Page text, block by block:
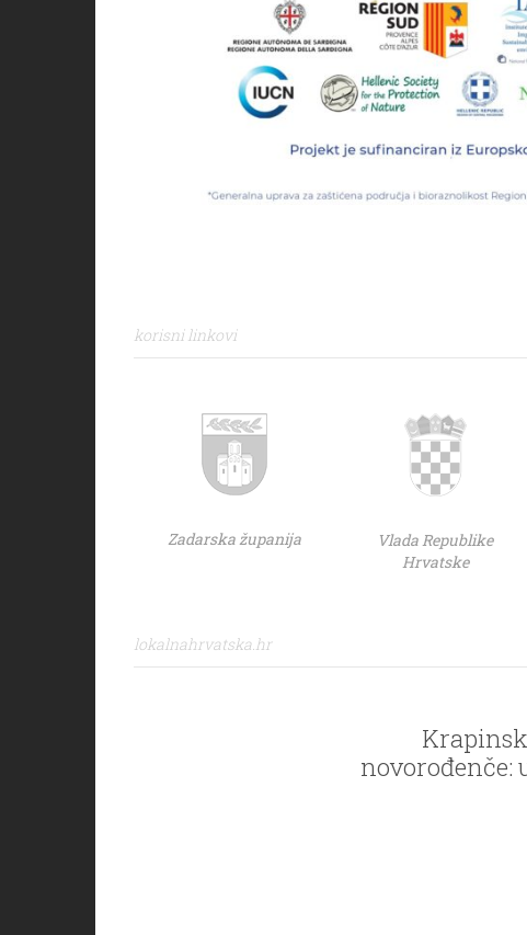
korisni linkovi
Zadarska županija
Vlada Republike
Hrvatske
lokalnahrvatska.hr